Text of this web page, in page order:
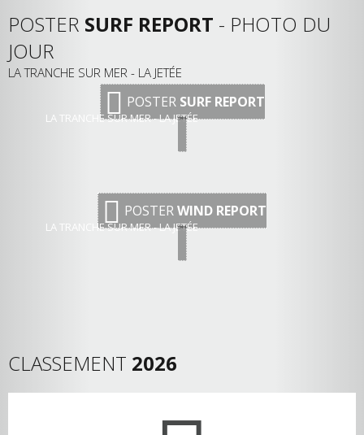
POSTER SURF REPORT - PHOTO DU
JOUR
LA TRANCHE SUR MER - LA JETÉE
POSTER SURF REPORT
LA TRANCHE SUR MER - LA JETÉE
POSTERWIND REPORT
LA TRANCHE SUR MER - LA JETÉE
CLASSEMENT 2026